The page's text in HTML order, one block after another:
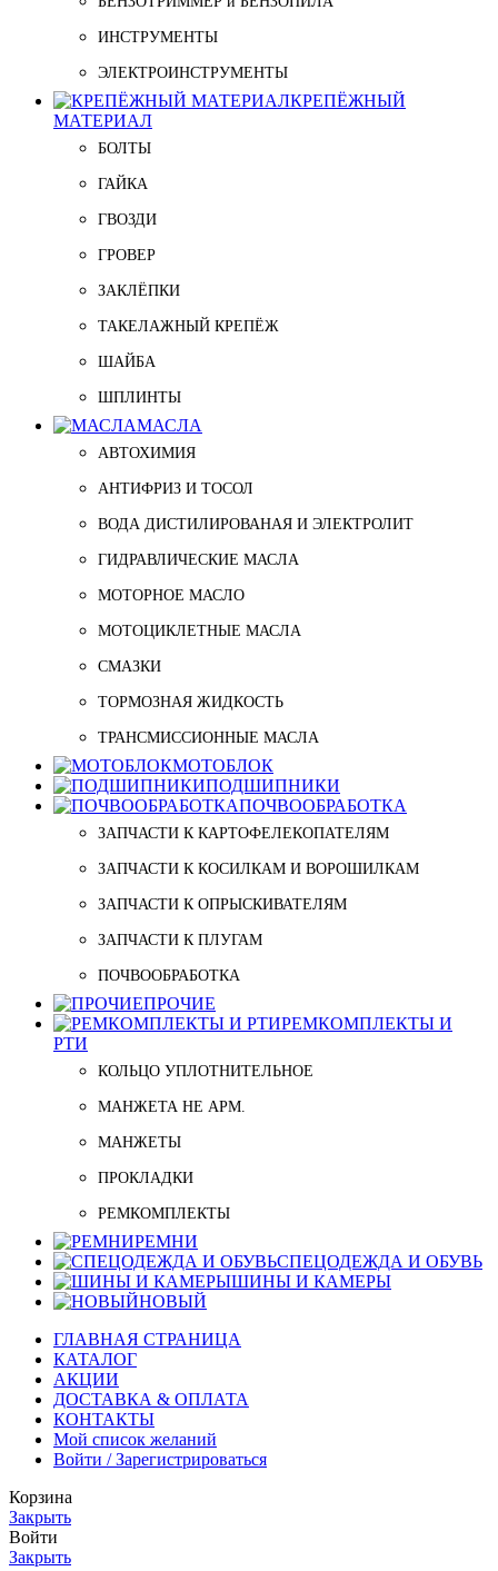
ИНСТРУМЕНТЫ
ЭЛЕКТРОИНСТРУМЕНТЫ
КРЕПЁЖНЫЙ
МАТЕРИАЛ
БОЛТЫ
ГАЙКА
ГВОЗДИ
ГРОВЕР
ЗАКЛЁПКИ
ТАКЕЛАЖНЫЙ КРЕПЁЖ
ШАЙБА
ШПЛИНТЫ
МАСЛА
АВТОХИМИЯ
АНТИФРИЗ И ТОСОЛ
ВОДА ДИСТИЛИРОВАНАЯ И ЭЛЕКТРОЛИТ
ГИДРАВЛИЧЕСКИЕ МАСЛА
МОТОРНОЕ МАСЛО
МОТОЦИКЛЕТНЫЕ МАСЛА
СМАЗКИ
ТОРМОЗНАЯ ЖИДКОСТЬ
ТРАНСМИССИОННЫЕ МАСЛА
МОТОБЛОК
ПОДШИПНИКИ
ПОЧВООБРАБОТКА
ЗАПЧАСТИ К КАРТОФЕЛЕКОПАТЕЛЯМ
ЗАПЧАСТИ К КОСИЛКАМ И ВОРОШИЛКАМ
ЗАПЧАСТИ К ОПРЫСКИВАТЕЛЯМ
ЗАПЧАСТИ К ПЛУГАМ
ПОЧВООБРАБОТКА
ПРОЧИЕ
РЕМКОМПЛЕКТЫ И
РТИ
КОЛЬЦО УПЛОТНИТЕЛЬНОЕ
МАНЖЕТА НЕ АРМ.
МАНЖЕТЫ
ПРОКЛАДКИ
РЕМКОМПЛЕКТЫ
РЕМНИ
СПЕЦОДЕЖДА И ОБУВЬ
ШИНЫ И КАМЕРЫ
НОВЫЙ
ГЛАВНАЯ СТРАНИЦА
КАТАЛОГ
АКЦИИ
ДОСТАВКА & ОПЛАТА
КОНТАКТЫ
Мой список желаний
Войти / Зарегистрироваться
Корзина
Закрыть
Войти
Закрыть